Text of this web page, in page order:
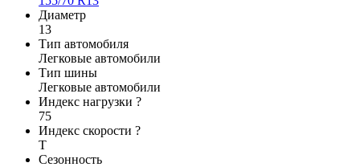
Диаметр
13
Тип автомобиля
Легковые автомобили
Тип шины
Легковые автомобили
Индекс нагрузки ?
75
Индекс скорости ?
T
Сезонность